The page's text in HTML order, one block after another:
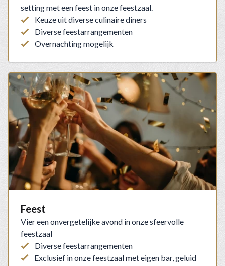
setting met een feest in onze feestzaal.
Keuze uit diverse culinaire diners
Diverse feestarrangementen
Overnachting mogelijk
Feest
Vier een onvergetelijke avond in onze sfeervolle
feestzaal
Diverse feestarrangementen
Exclusief in onze feestzaal met eigen bar, geluid